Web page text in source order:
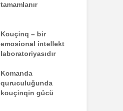
tamamlanır
Kouçinq – bir
emosional intellekt
laboratoriyasıdır
Komanda
quruculuğunda
kouçinqin gücü